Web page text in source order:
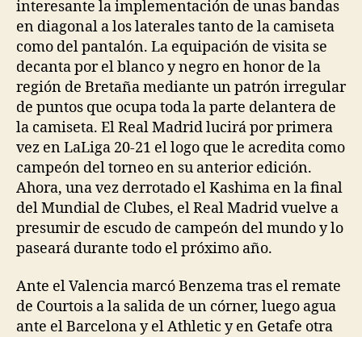
interesante la implementación de unas bandas
en diagonal a los laterales tanto de la camiseta
como del pantalón. La equipación de visita se
decanta por el blanco y negro en honor de la
región de Bretaña mediante un patrón irregular
de puntos que ocupa toda la parte delantera de
la camiseta. El Real Madrid lucirá por primera
vez en LaLiga 20-21 el logo que le acredita como
campeón del torneo en su anterior edición.
Ahora, una vez derrotado el Kashima en la final
del Mundial de Clubes, el Real Madrid vuelve a
presumir de escudo de campeón del mundo y lo
paseará durante todo el próximo año.
Ante el Valencia marcó Benzema tras el remate
de Courtois a la salida de un córner, luego agua
ante el Barcelona y el Athletic y en Getafe otra